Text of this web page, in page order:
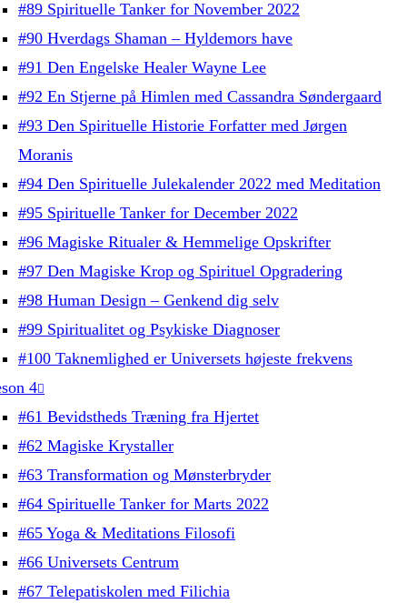
#89 Spirituelle Tanker for November 2022
#90 Hverdags Shaman – Hyldemors have
#91 Den Engelske Healer Wayne Lee
#92 En Stjerne på Himlen med Cassandra Søndergaard
#93 Den Spirituelle Historie Forfatter med Jørgen
Moranis
#94 Den Spirituelle Julekalender 2022 med Meditation
#95 Spirituelle Tanker for December 2022
#96 Magiske Ritualer & Hemmelige Opskrifter
#97 Den Magiske Krop og Spirituel Opgradering
#98 Human Design – Genkend dig selv
#99 Spiritualitet og Psykiske Diagnoser
#100 Taknemlighed er Universets højeste frekvens
4
#61 Bevidstheds Træning fra Hjertet
#62 Magiske Krystaller
#63 Transformation og Mønsterbryder
#64 Spirituelle Tanker for Marts 2022
#65 Yoga & Meditations Filosofi
#66 Universets Centrum
#67 Telepatiskolen med Filichia